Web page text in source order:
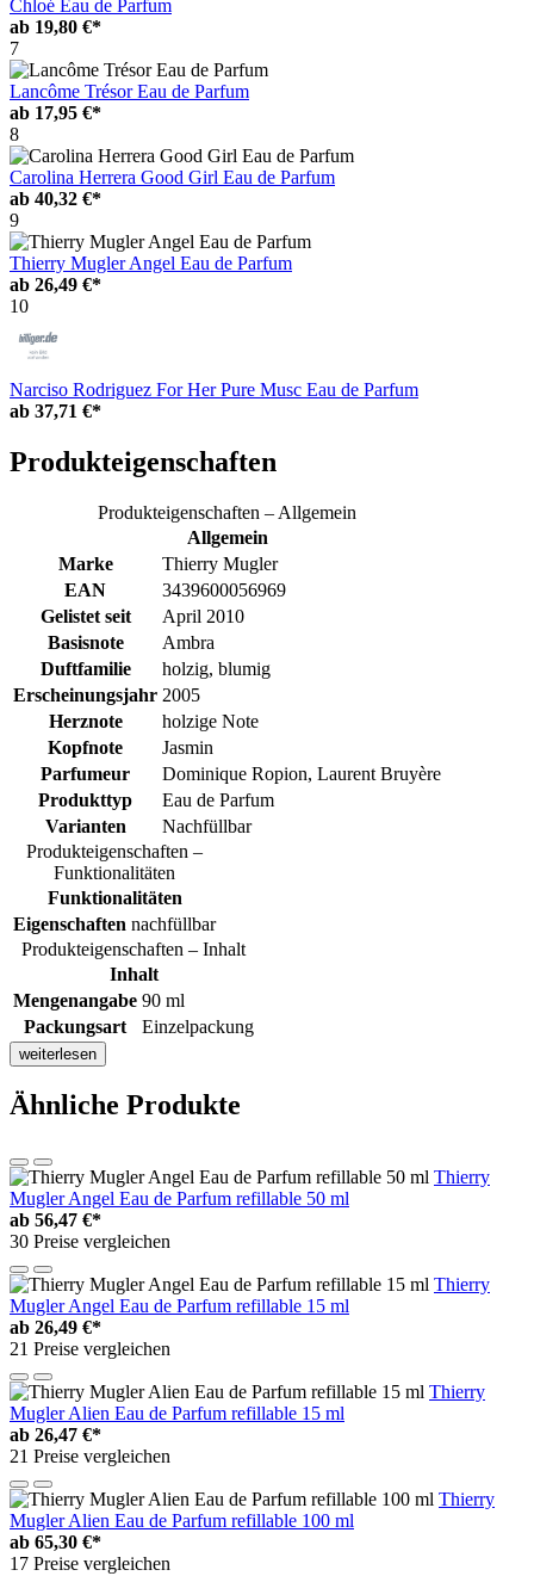
Chloé Eau de Parfum
ab 19,80 €*
7
Lancôme Trésor Eau de Parfum
ab 17,95 €*
8
Carolina Herrera Good Girl Eau de Parfum
ab 40,32 €*
9
Thierry Mugler Angel Eau de Parfum
ab 26,49 €*
10
Narciso Rodriguez For Her Pure Musc Eau de Parfum
ab 37,71 €*
Produkteigenschaften
Produkteigenschaften – Allgemein
Allgemein
Marke
Thierry Mugler
EAN
3439600056969
Gelistet seit
April 2010
Basisnote
Ambra
Duftfamilie
holzig, blumig
Erscheinungsjahr 2005
Herznote
holzige Note
Kopfnote
Jasmin
Parfumeur
Dominique Ropion, Laurent Bruyère
Produkttyp
Eau de Parfum
Varianten
Nachfüllbar
Produkteigenschaften –
Funktionalitäten
Funktionalitäten
Eigenschaften nachfüllbar
Produkteigenschaften – Inhalt
Inhalt
Mengenangabe 90 ml
Packungsart
Einzelpackung
weiterlesen
Ähnliche Produkte
Thierry
Mugler Angel Eau de Parfum refillable 50 ml
ab 56,47 €*
30 Preise vergleichen
Thierry
Mugler Angel Eau de Parfum refillable 15 ml
ab 26,49 €*
21 Preise vergleichen
Thierry
Mugler Alien Eau de Parfum refillable 15 ml
ab 26,47 €*
21 Preise vergleichen
Thierry
Mugler Alien Eau de Parfum refillable 100 ml
ab 65,30 €*
17 Preise vergleichen